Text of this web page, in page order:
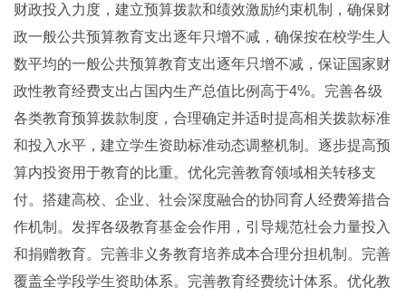
财政投入力度，建立预算拨款和绩效激励约束机制，确保财
政一般公共预算教育支出逐年只增不减，确保按在校学生人
数平均的一般公共预算教育支出逐年只增不减，保证国家财
政性教育经费支出占国内生产总值比例高于4%。完善各级
各类教育预算拨款制度，合理确定并适时提高相关拨款标准
和投入水平，建立学生资助标准动态调整机制。逐步提高预
算内投资用于教育的比重。优化完善教育领域相关转移支
付。搭建高校、企业、社会深度融合的协同育人经费筹措合
作机制。发挥各级教育基金会作用，引导规范社会力量投入
和捐赠教育。完善非义务教育培养成本合理分担机制。完善
覆盖全学段学生资助体系。完善教育经费统计体系。优化教